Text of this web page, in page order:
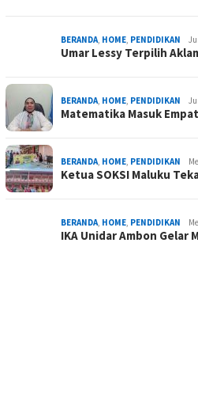
BERANDA, HOME, PENDIDIKAN
Umar Lessy Terpilih
BERANDA, HOME, PENDIDIKAN
Matematika Masuk
BERANDA, HOME, PENDIDIKAN
Ketua SOKSI Maluku
BERANDA, HOME, PENDIDIKAN
IKA Unidar Ambon Gelar